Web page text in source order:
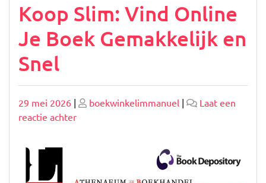
Koop Slim: Vind Online
Je Boek Gemakkelijk en
Snel
Geplaatst
op
29 mei 2026 | Geplaatst
boekwinkelimmanuel |
Laat een
reactie achterop